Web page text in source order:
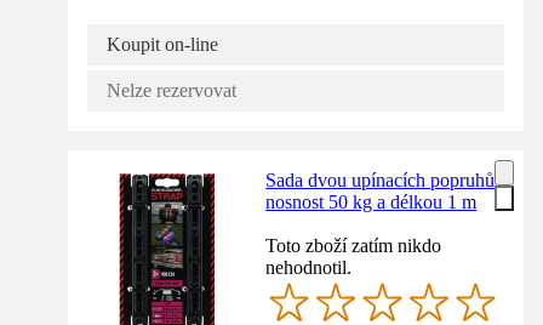
Koupit on-line
Nelze rezervovat
Sada dvou upínacích popruhů
nosnost 50 kg a délkou 1 m
Toto zboží zatím nikdo
nehodnotil.